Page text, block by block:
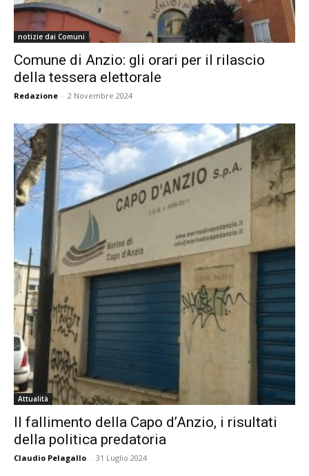
notizie dai Comuni
Comune di Anzio: gli orari per il rilascio
della tessera elettorale
Redazione - 2 Novembre 2024
Attualità
Il fallimento della Capo d’Anzio, i risultati
della politica predatoria
Claudio Pelagallo - 31 Luglio 2024